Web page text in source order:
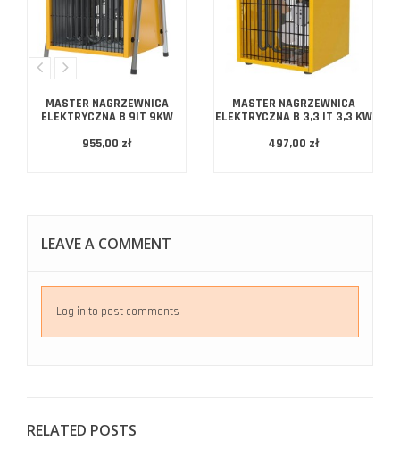
MASTER NAGRZEWNICA
ELEKTRYCZNA B 9IT 9KW
955,00 zł
MASTER NAGRZEWNICA
ELEKTRYCZNA B 3,3 IT 3,3 KW
497,00 zł
LEAVE A COMMENT
Log in to post comments
RELATED POSTS